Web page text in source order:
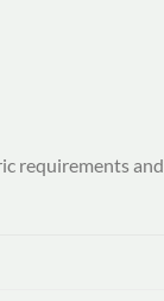
requirements and